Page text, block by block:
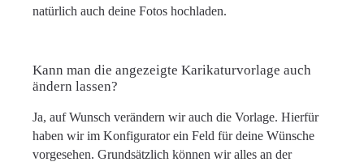
natürlich auch deine Fotos hochladen.
Kann man die angezeigte Karikaturvorlage auch
ändern lassen?
Ja, auf Wunsch verändern wir auch die Vorlage. Hierfür
haben wir im Konfigurator ein Feld für deine Wünsche
vorgesehen. Grundsätzlich können wir alles an der